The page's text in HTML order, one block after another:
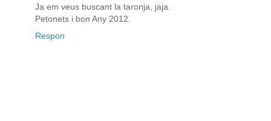
Ja em veus buscant la taronja, jaja.
Petonets i bon Any 2012.
Respon